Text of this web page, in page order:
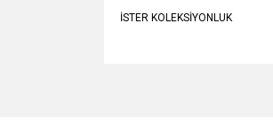
İSTER KOLEKSİYONLUK